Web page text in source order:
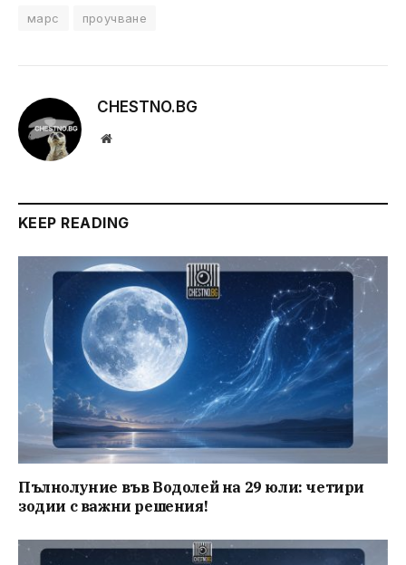
марс проучване
CHESTNO.BG
Website
KEEP READING
Пълнолуние във Водолей на 29 юли: четири
зодии с важни решения!